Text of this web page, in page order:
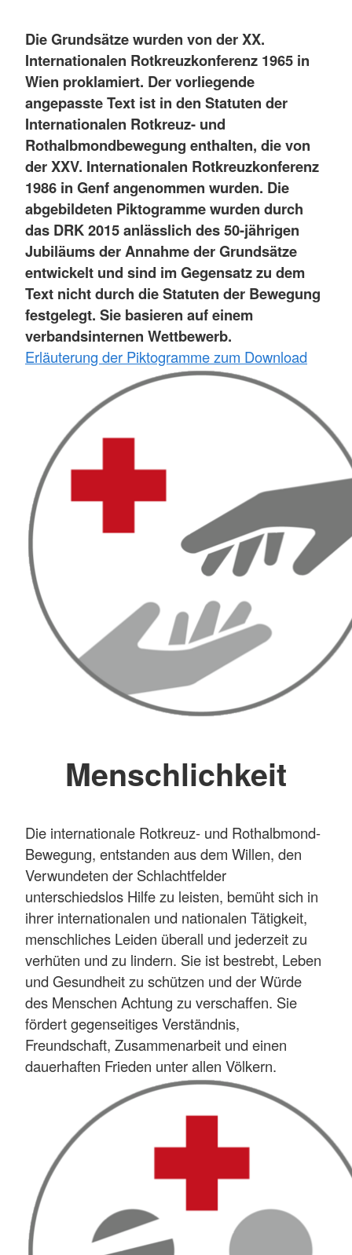
Die Grundsätze wurden von der XX.
Internationalen Rotkreuzkonferenz 1965 in
Wien proklamiert. Der vorliegende
angepasste Text ist in den Statuten der
Internationalen Rotkreuz- und
Rothalbmondbewegung enthalten, die von
der XXV. Internationalen Rotkreuzkonferenz
1986 in Genf angenommen wurden. Die
abgebildeten Piktogramme wurden durch
das DRK 2015 anlässlich des 50-jährigen
Jubiläums der Annahme der Grundsätze
entwickelt und sind im Gegensatz zu dem
Text nicht durch die Statuten der Bewegung
festgelegt. Sie basieren auf einem
verbandsinternen Wettbewerb.
Erläuterung der Piktogramme zum Download
Menschlichkeit
Die internationale Rotkreuz- und Rothalbmond-
Bewegung, entstanden aus dem Willen, den
Verwundeten der Schlachtfelder
unterschiedslos Hilfe zu leisten, bemüht sich in
ihrer internationalen und nationalen Tätigkeit,
menschliches Leiden überall und jederzeit zu
verhüten und zu lindern. Sie ist bestrebt, Leben
und Gesundheit zu schützen und der Würde
des Menschen Achtung zu verschaffen. Sie
fördert gegenseitiges Verständnis,
Freundschaft, Zusammenarbeit und einen
dauerhaften Frieden unter allen Völkern.